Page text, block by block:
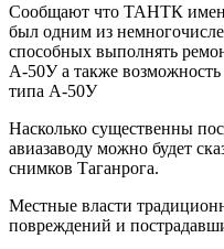
Сообщают что ТАНТК
был одним из
способных выполнять
А-50У а также
типа А-50У
Насколько существенны
авиазаводу можно будет
снимков Таганрога.
Местные власти
повреждений и